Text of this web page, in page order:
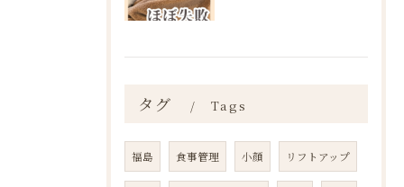
タグ Tags
福島 食事管理 小顔 リフトアップ